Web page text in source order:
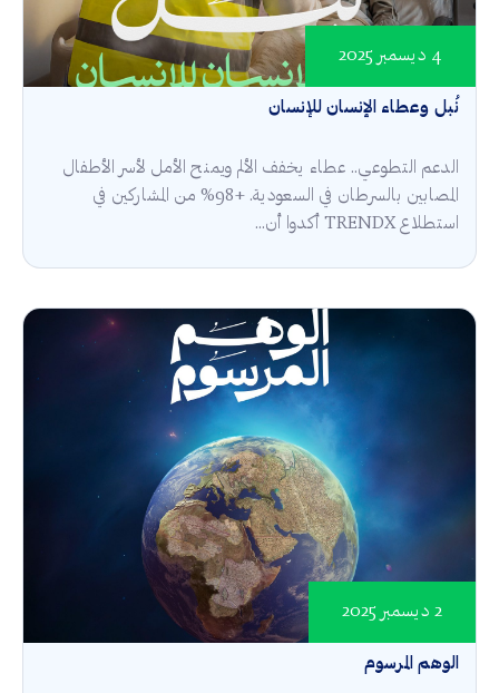
نُبل وعطاء الإنسان للإنسان
4 ديسمبر 2025
الدعم التطوعي.. عطاء يخفف الألم ويمنح الأمل لأسر الأطفال
المصابين بالسرطان في السعودية. +98% من المشاركين في
استطلاع TRENDX أكدوا أن...
الوهم المرسوم
2 ديسمبر 2025